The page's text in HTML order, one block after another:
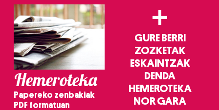
Hemeroteka
Papereko zenbakiak
PDF formatuan
+
GURE BERRI
ZOZKETAK
ESKAINTZAK
DENDA
HEMEROTEKA
NOR GARA